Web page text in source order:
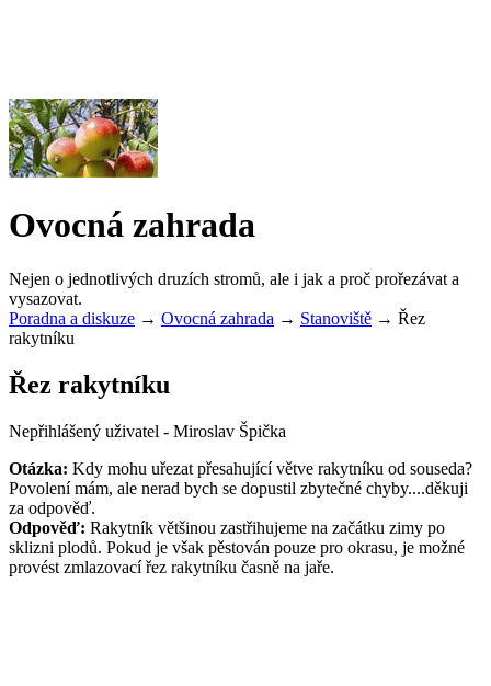
Ovocná zahrada
Nejen o jednotlivých druzích stromů, ale i jak a proč prořezávat a
vysazovat.
Poradna a diskuze → Ovocná zahrada → Stanoviště → Řez
rakytníku
Řez rakytníku
Nepřihlášený uživatel - Miroslav Špička
Otázka: Kdy mohu uřezat přesahující větve rakytníku od souseda?
Povolení mám, ale nerad bych se dopustil zbytečné chyby....děkuji
za odpověď.
Odpověď: Rakytník většinou zastřihujeme na začátku zimy po
sklizni plodů. Pokud je však pěstován pouze pro okrasu, je možné
provést zmlazovací řez rakytníku časně na jaře.